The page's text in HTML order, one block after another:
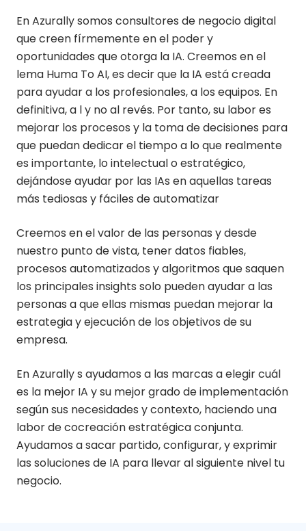
En Azurally somos consultores de negocio digital
que creen fírmemente en el poder y
oportunidades que otorga la IA. Creemos en el
lema Huma To AI, es decir que la IA está creada
para ayudar a los profesionales, a los equipos. En
definitiva, a l y no al revés. Por tanto, su labor es
mejorar los procesos y la toma de decisiones para
que puedan dedicar el tiempo a lo que realmente
es importante, lo intelectual o estratégico,
dejándose ayudar por las IAs en aquellas tareas
más tediosas y fáciles de automatizar
Creemos en el valor de las personas y desde
nuestro punto de vista, tener datos fiables,
procesos automatizados y algoritmos que saquen
los principales insights solo pueden ayudar a las
personas a que ellas mismas puedan mejorar la
estrategia y ejecución de los objetivos de su
empresa.
En Azurally s ayudamos a las marcas a elegir cuál
es la mejor IA y su mejor grado de implementación
según sus necesidades y contexto, haciendo una
labor de cocreación estratégica conjunta.
Ayudamos a sacar partido, configurar, y exprimir
las soluciones de IA para llevar al siguiente nivel tu
negocio.